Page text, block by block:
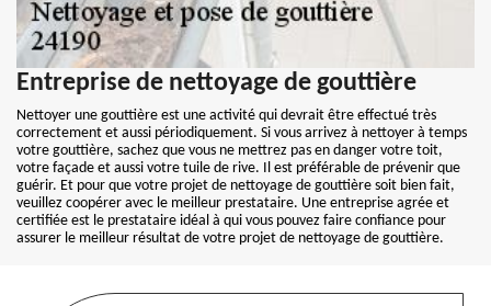
Entreprise de nettoyage de gouttière
Nettoyer une gouttière est une activité qui devrait être effectué très
correctement et aussi périodiquement. Si vous arrivez à nettoyer à temps
votre gouttière, sachez que vous ne mettrez pas en danger votre toit,
votre façade et aussi votre tuile de rive. Il est préférable de prévenir que
guérir. Et pour que votre projet de nettoyage de gouttière soit bien fait,
veuillez coopérer avec le meilleur prestataire. Une entreprise agrée et
certifiée est le prestataire idéal à qui vous pouvez faire confiance pour
assurer le meilleur résultat de votre projet de nettoyage de gouttière.